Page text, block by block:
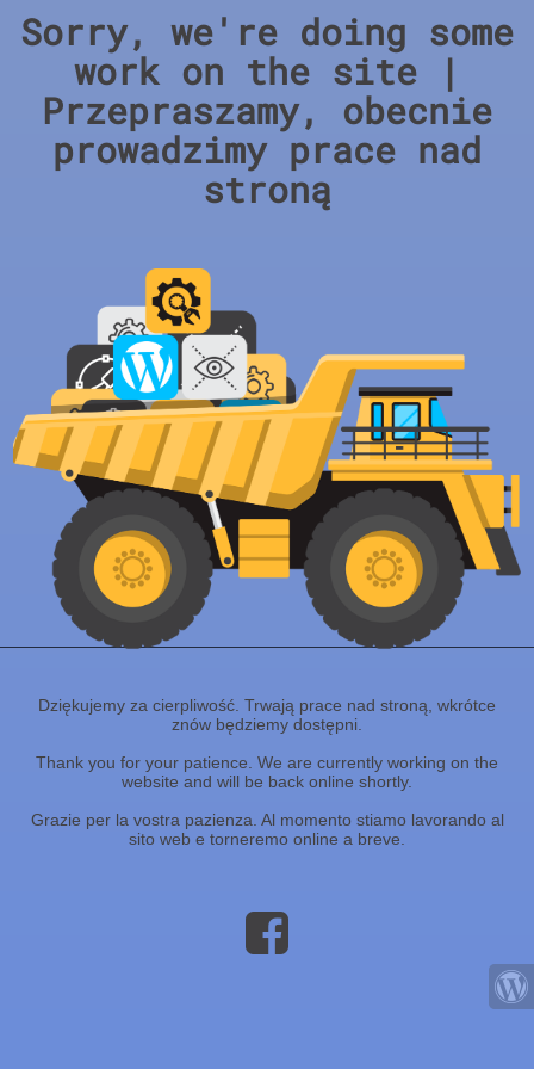
Sorry, we're doing some
work on the site |
Przepraszamy, obecnie
prowadzimy prace nad
stroną
Dziękujemy za cierpliwość. Trwają prace nad stroną, wkrótce
znów będziemy dostępni.
Thank you for your patience. We are currently working on the
website and will be back online shortly.
Grazie per la vostra pazienza. Al momento stiamo lavorando al
sito web e torneremo online a breve.